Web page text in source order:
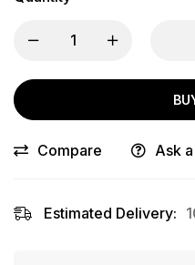
Compare Ask
Estimated Delivery: